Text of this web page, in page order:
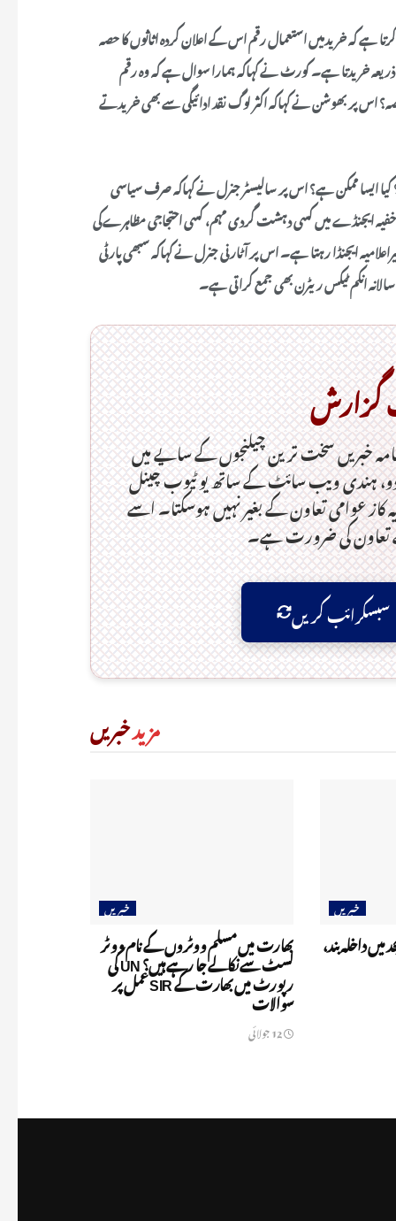
ہے کہ خریدمیں استعمال رقم اس کے اعلان کردہ اثاثوں کا حصہ
خریدتا ہے۔ کورٹ نے کہاکہ ہمارا سوال ہے کہ وہ رقم
اس پر بھوشن نے کہاکہ اکثر لوگ نقد ادائیگی سے بھی خریدتے
کیا ایسا ممکن ہے؟ اس پر سالیسٹر جنرل نے کہاکہ صرف سیاسی
ایجنڈے میں کسی دہشت گردی مہم، کسی احتجاجی مظاہرےکی
ایجنڈا رہتا ہے۔ اس پر آٹارنی جنرل نے کہاکہ سبھی پارٹی
انکم ٹیکس ریٹرن بھی جمع کراتی ہے۔
گزارش
خبریں سخت ترین چیلنجوں کے سایے میں
ہندی ویب سائٹ کے ساتھ یو ٹیوب چینل
عوامی تعاون کے بغیر نہیں ہوسکتا۔ اسے
تعاون کی ضرورت ہے۔
سبسکرائب کریں
مزیدخبریں
خبریں
میں داخلہ بند،
خبریں
بھارت میں مسلم ووٹروں کے نام ووٹر
لسٹ سے نکالے جا رہے ہیں؟ UN کی
رپورٹ میں بھارت کے SIR عمل پر
سوالات
12 جولائی